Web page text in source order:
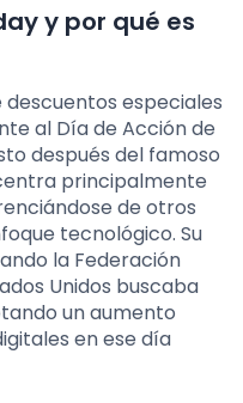
y por qué es
descuentos especiales
al Día de Acción de
después del famoso
principalmente
de otros
tecnológico. Su
la Federación
Unidos buscaba
un aumento
en ese día